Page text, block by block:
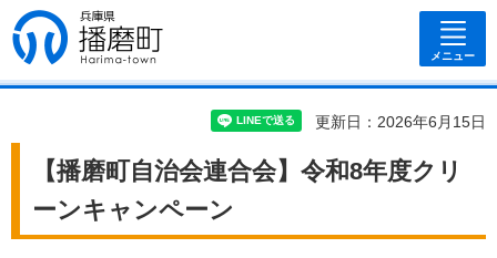
兵庫県 播磨
町
メニュー
更新日：2026年6月15日
【播磨町自治会連合会】令和8年度クリ
ーンキャンペーン